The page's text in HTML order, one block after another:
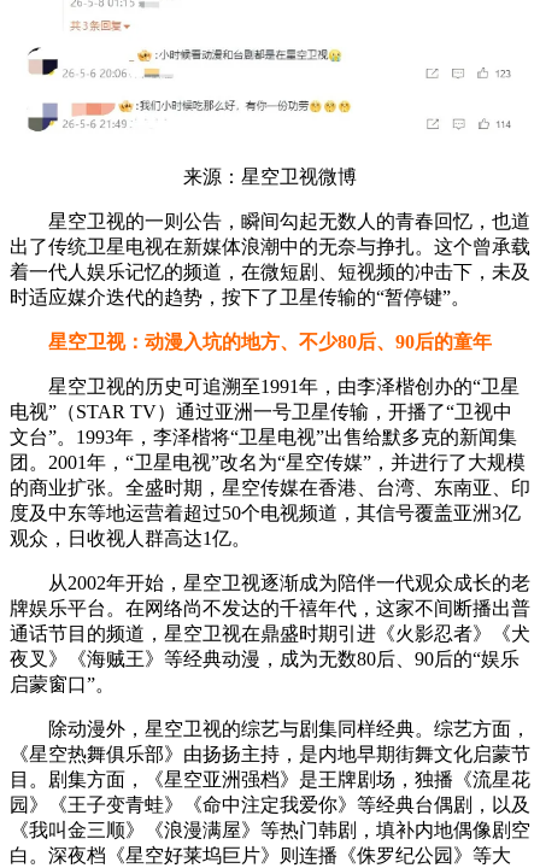
来源：星空卫视微博
星空卫视的一则公告，瞬间勾起无数人的青春回忆，也道
出了传统卫星电视在新媒体浪潮中的无奈与挣扎。这个曾承载
着一代人娱乐记忆的频道，在微短剧、短视频的冲击下，未及
时适应媒介迭代的趋势，按下了卫星传输的“暂停键”。
星空卫视：动漫入坑的地方、不少80后、90后的童年
星空卫视的历史可追溯至1991年，由李泽楷创办的“卫星
电视”（STAR TV）通过亚洲一号卫星传输，开播了“卫视中
文台”。1993年，李泽楷将“卫星电视”出售给默多克的新闻集
团。2001年，“卫星电视”改名为“星空传媒”，并进行了大规模
的商业扩张。全盛时期，星空传媒在香港、台湾、东南亚、印
度及中东等地运营着超过50个电视频道，其信号覆盖亚洲3亿
观众，日收视人群高达1亿。
从2002年开始，星空卫视逐渐成为陪伴一代观众成长的老
牌娱乐平台。在网络尚不发达的千禧年代，这家不间断播出普
通话节目的频道，星空卫视在鼎盛时期引进《火影忍者》《犬
夜叉》《海贼王》等经典动漫，成为无数80后、90后的“娱乐
启蒙窗口”。
除动漫外，星空卫视的综艺与剧集同样经典。综艺方面，
《星空热舞俱乐部》由扬扬主持，是内地早期街舞文化启蒙节
目。剧集方面，《星空亚洲强档》是王牌剧场，独播《流星花
园》《王子变青蛙》《命中注定我爱你》等经典台偶剧，以及
《我叫金三顺》《浪漫满屋》等热门韩剧，填补内地偶像剧空
白。深夜档《星空好莱坞巨片》则连播《侏罗纪公园》等大